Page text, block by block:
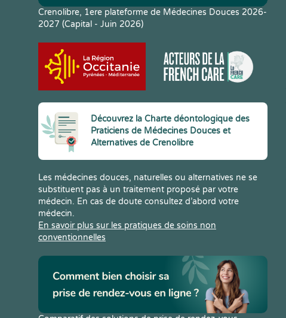
Crenolibre, 1ere plateforme de Médecines Douces 2026-
2027 (Capital - Juin 2026)
Découvrez la Charte déontologique des
Praticiens de Médecines Douces et
Alternatives de Crenolibre
Les médecines douces, naturelles ou alternatives ne se
substituent pas à un traitement proposé par votre
médecin. En cas de doute consultez d’abord votre
médecin.
En savoir plus sur les pratiques de soins non
conventionnelles